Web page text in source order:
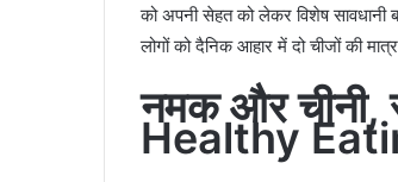
को अपनी सेहत को लेकर विशेष सावधानी
लोगों को दैनिक आहार में दो चीजों की
नमक और चीनी,
Healthy